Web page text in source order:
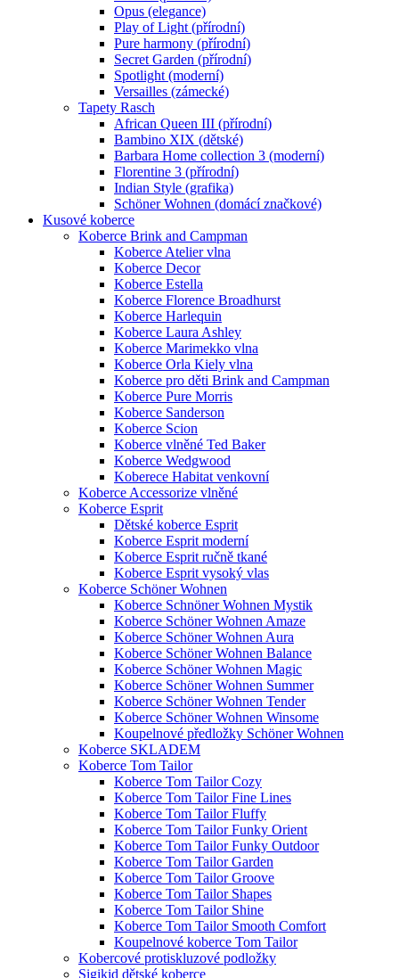
Opus (elegance)
Play of Light (přírodní)
Pure harmony (přírodní)
Secret Garden (přírodní)
Spotlight (moderní)
Versailles (zámecké)
Tapety Rasch
African Queen III (přírodní)
Bambino XIX (dětské)
Barbara Home collection 3 (moderní)
Florentine 3 (přírodní)
Indian Style (grafika)
Schöner Wohnen (domácí značkové)
Kusové koberce
Koberce Brink and Campman
Koberce Atelier vlna
Koberce Decor
Koberce Estella
Koberce Florence Broadhurst
Koberce Harlequin
Koberce Laura Ashley
Koberce Marimekko vlna
Koberce Orla Kiely vlna
Koberce pro děti Brink and Campman
Koberce Pure Morris
Koberce Sanderson
Koberce Scion
Koberce vlněné Ted Baker
Koberce Wedgwood
Koberece Habitat venkovní
Koberce Accessorize vlněné
Koberce Esprit
Dětské koberce Esprit
Koberce Esprit moderní
Koberce Esprit ručně tkané
Koberce Esprit vysoký vlas
Koberce Schöner Wohnen
Koberce Schnöner Wohnen Mystik
Koberce Schöner Wohnen Amaze
Koberce Schöner Wohnen Aura
Koberce Schöner Wohnen Balance
Koberce Schöner Wohnen Magic
Koberce Schöner Wohnen Summer
Koberce Schöner Wohnen Tender
Koberce Schöner Wohnen Winsome
Koupelnové předložky Schöner Wohnen
Koberce SKLADEM
Koberce Tom Tailor
Koberce Tom Tailor Cozy
Koberce Tom Tailor Fine Lines
Koberce Tom Tailor Fluffy
Koberce Tom Tailor Funky Orient
Koberce Tom Tailor Funky Outdoor
Koberce Tom Tailor Garden
Koberce Tom Tailor Groove
Koberce Tom Tailor Shapes
Koberce Tom Tailor Shine
Koberce Tom Tailor Smooth Comfort
Koupelnové koberce Tom Tailor
Kobercové protiskluzové podložky
Sigikid dětské koberce